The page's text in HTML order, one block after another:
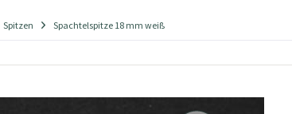
Spitzen Spachtelspitze 18 mm weiß